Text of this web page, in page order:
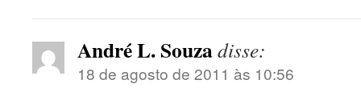
André L. Souzadisse:
18 de agosto de 2011 às 10:56